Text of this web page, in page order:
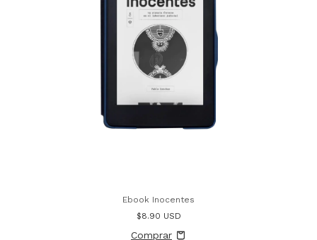
Ebook Inocentes
$8.90 USD